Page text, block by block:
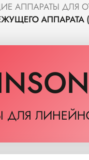
АППАРАТЫ ДЛЯ
АППАРАТА
ДЛЯ